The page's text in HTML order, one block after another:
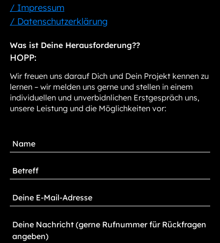
/ Impressum
/ Datenschutzerklärung
Was ist Deine Herausforderung??
HOPP:
Wir freuen uns darauf Dich und Dein Projekt kennen zu
lernen – wir melden uns gerne und stellen in einem
individuellen und unverbidnlichen Erstgespräch uns,
unsere Leistung und die Möglichkeiten vor: